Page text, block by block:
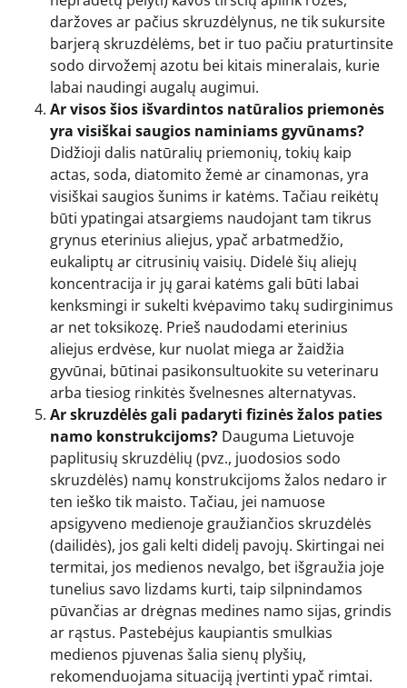
daržoves ar pačius skruzdėlynus, ne tik sukursite
barjerą skruzdėlėms, bet ir tuo pačiu praturtinsite
sodo dirvožemį azotu bei kitais mineralais, kurie
labai naudingi augalų augimui.
Ar visos šios išvardintos natūralios priemonės
yra visiškai saugios naminiams gyvūnams?
Didžioji dalis natūralių priemonių, tokių kaip
actas, soda, diatomito žemė ar cinamonas, yra
visiškai saugios šunims ir katėms. Tačiau reikėtų
būti ypatingai atsargiems naudojant tam tikrus
grynus eterinius aliejus, ypač arbatmedžio,
eukaliptų ar citrusinių vaisių. Didelė šių aliejų
koncentracija ir jų garai katėms gali būti labai
kenksmingi ir sukelti kvėpavimo takų sudirginimus
ar net toksikozę. Prieš naudodami eterinius
aliejus erdvėse, kur nuolat miega ar žaidžia
gyvūnai, būtinai pasikonsultuokite su veterinaru
arba tiesiog rinkitės švelnesnes alternatyvas.
Ar skruzdėlės gali padaryti fizinės žalos paties
namo konstrukcijoms? Dauguma Lietuvoje
paplitusių skruzdėlių (pvz., juodosios sodo
skruzdėlės) namų konstrukcijoms žalos nedaro ir
ten ieško tik maisto. Tačiau, jei namuose
apsigyveno medienoje graužiančios skruzdėlės
(dailidės), jos gali kelti didelį pavojų. Skirtingai nei
termitai, jos medienos nevalgo, bet išgraužia joje
tunelius savo lizdams kurti, taip silpnindamos
pūvančias ar drėgnas medines namo sijas, grindis
ar rąstus. Pastebėjus kaupiantis smulkias
medienos pjuvenas šalia sienų plyšių,
rekomenduojama situaciją įvertinti ypač rimtai.